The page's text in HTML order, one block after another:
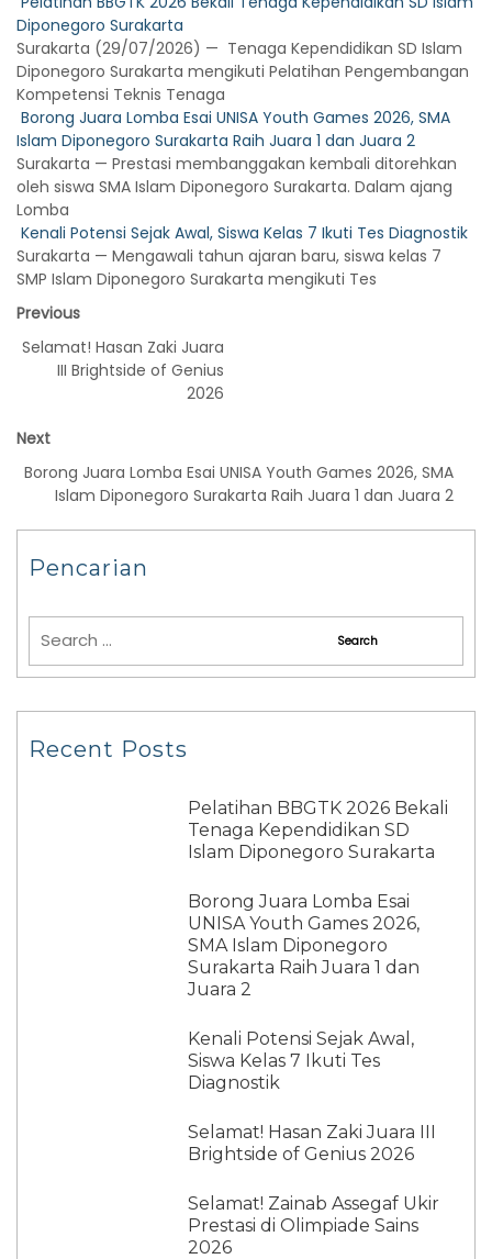
Diponegoro Surakarta
Surakarta (29/07/2026) — Tenaga Kependidikan SD Islam
Diponegoro Surakarta mengikuti Pelatihan Pengembangan
Kompetensi Teknis Tenaga
Borong Juara Lomba Esai UNISA Youth Games 2026, SMA
Islam Diponegoro Surakarta Raih Juara 1 dan Juara 2
Surakarta — Prestasi membanggakan kembali ditorehkan
oleh siswa SMA Islam Diponegoro Surakarta. Dalam ajang
Lomba
Kenali Potensi Sejak Awal, Siswa Kelas 7 Ikuti Tes Diagnostik
Surakarta — Mengawali tahun ajaran baru, siswa kelas 7
SMP Islam Diponegoro Surakarta mengikuti Tes
Previous
Selamat! Hasan Zaki Juara
III Brightside of Genius
2026
Next
Borong Juara Lomba Esai UNISA Youth Games 2026, SMA
Islam Diponegoro Surakarta Raih Juara 1 dan Juara 2
Pencarian
Recent Posts
Pelatihan BBGTK 2026 Bekali
Tenaga Kependidikan SD
Islam Diponegoro Surakarta
Borong Juara Lomba Esai
UNISA Youth Games 2026,
SMA Islam Diponegoro
Surakarta Raih Juara 1 dan
Juara 2
Kenali Potensi Sejak Awal,
Siswa Kelas 7 Ikuti Tes
Diagnostik
Selamat! Hasan Zaki Juara III
Brightside of Genius 2026
Selamat! Zainab Assegaf Ukir
Prestasi di Olimpiade Sains
2026